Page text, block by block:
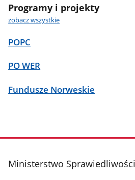
Programy i projekty
zobacz wszystkie
POPC
PO WER
Fundusze Norweskie
stopka
Ministerstwo Sprawiedliwości